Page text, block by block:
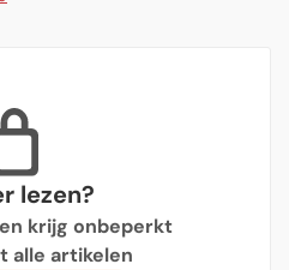
lezen?
krijg onbeperkt
alle artikelen